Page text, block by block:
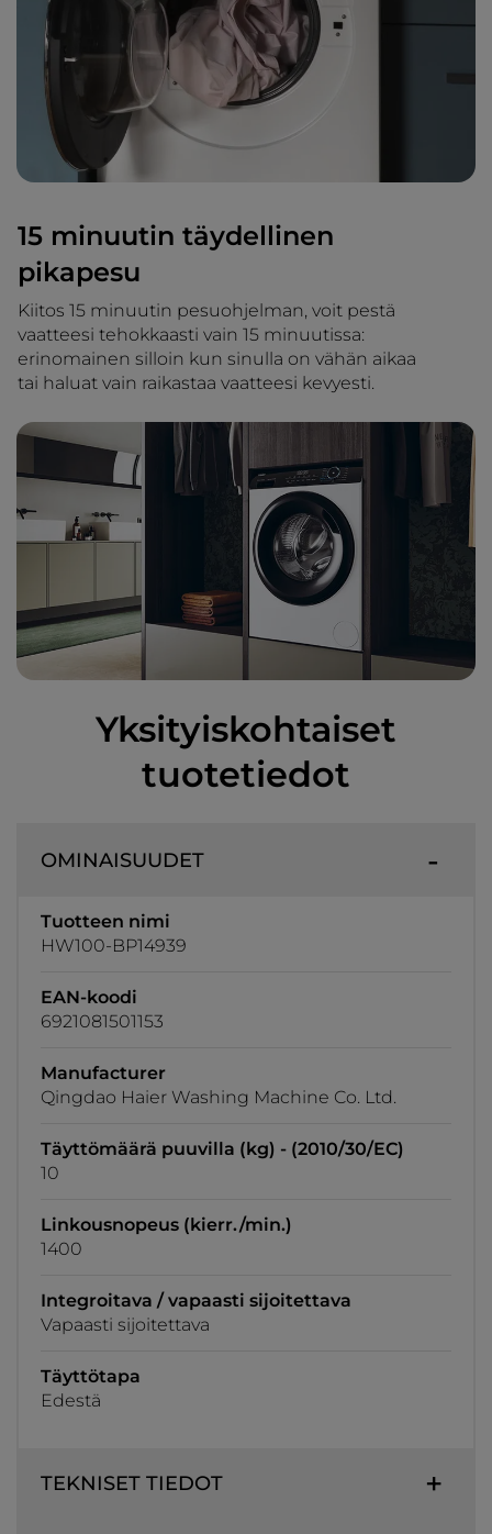
15 minuutin täydellinen
pikapesu
Kiitos 15 minuutin pesuohjelman, voit pestä
vaatteesi tehokkaasti vain 15 minuutissa:
erinomainen silloin kun sinulla on vähän aikaa
tai haluat vain raikastaa vaatteesi kevyesti.
Yksityiskohtaiset
tuotetiedot
OMINAISUUDET
Tuotteen nimi
HW100-BP14939
EAN-koodi
6921081501153
Manufacturer
Qingdao Haier Washing Machine Co. Ltd.
Täyttömäärä puuvilla (kg) - (2010/30/EC)
10
Linkousnopeus (kierr./min.)
1400
Integroitava / vapaasti sijoitettava
Vapaasti sijoitettava
Täyttötapa
Edestä
TEKNISET TIEDOT